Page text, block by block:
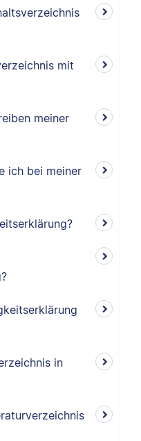
mit
meiner
ich bei meiner
in